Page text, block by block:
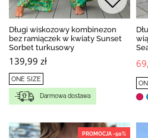
Długi wiskozowy kombinezon
bez ramiączek w kwiaty Sunset
Sorbet turkusowy
139,99 zł
ONE SIZE
Darmowa dostawa
PROMOCJA -50%